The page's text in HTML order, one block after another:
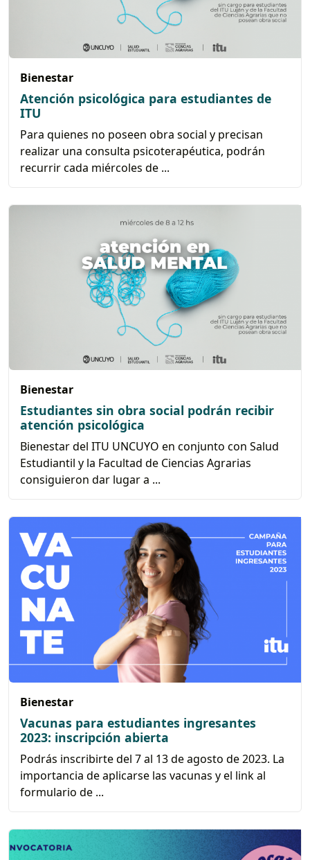
Bienestar
Atención psicológica para estudiantes de
ITU
Para quienes no poseen obra social y precisan
realizar una consulta psicoterapéutica, podrán
recurrir cada miércoles de ...
Bienestar
Estudiantes sin obra social podrán recibir
atención psicológica
Bienestar del ITU UNCUYO en conjunto con Salud
Estudiantil y la Facultad de Ciencias Agrarias
consiguieron dar lugar a ...
Bienestar
Vacunas para estudiantes ingresantes
2023: inscripción abierta
Podrás inscribirte del 7 al 13 de agosto de 2023. La
importancia de aplicarse las vacunas y el link al
formulario de ...